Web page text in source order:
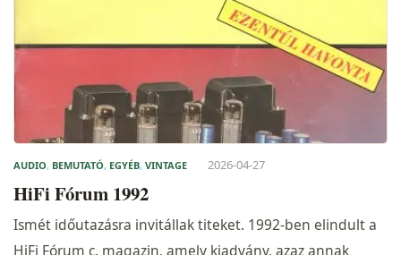
AUDIO, BEMUTATÓ, EGYÉB, VINTAGE 2026-04-27
HiFi Fórum 1992
Ismét időutazásra invitállak titeket. 1992-ben elindult a
HiFi Fórum c. magazin, amely kiadvány, azaz annak